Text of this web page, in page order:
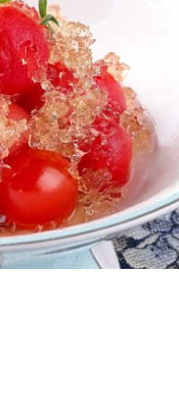
醬香濃郁的「海怪醬炒
福」與「紫酪凝香」，生